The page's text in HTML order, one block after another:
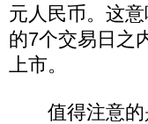
元人民币。这
的7个交易日之
上市。
值得注意的